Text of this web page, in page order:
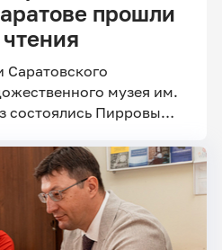
прошли
Саратовского
музея им.
состоялись Пирровы